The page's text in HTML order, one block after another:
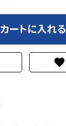
カートに入れる
favorite